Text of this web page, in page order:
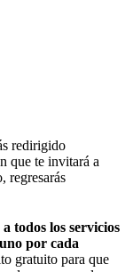
redirigido
que te invitará a
regresarás
todos los servicios
por cada
gratuito para que